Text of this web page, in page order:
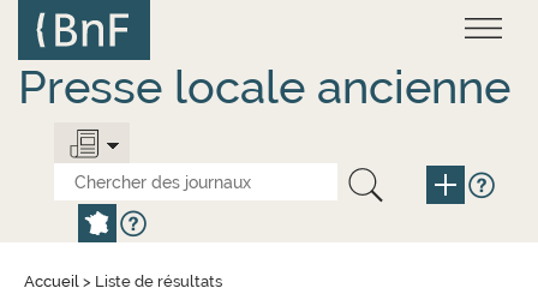
contenu
principal
Presse locale ancienne
Accueil > Liste de résultats
Panneau de gestion des cookies